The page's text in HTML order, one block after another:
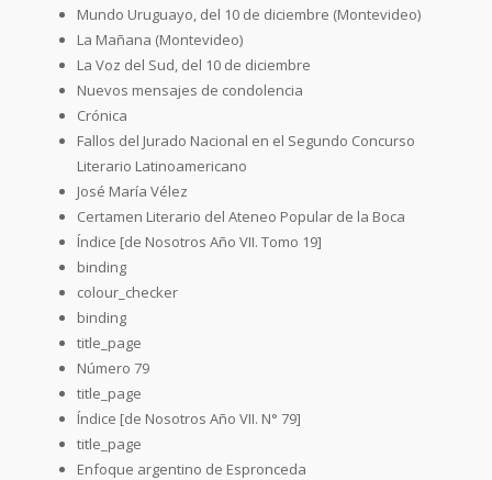
Mundo Uruguayo, del 10 de diciembre (Montevideo)
La Mañana (Montevideo)
La Voz del Sud, del 10 de diciembre
Nuevos mensajes de condolencia
Crónica
Fallos del Jurado Nacional en el Segundo Concurso
Literario Latinoamericano
José María Vélez
Certamen Literario del Ateneo Popular de la Boca
Índice [de Nosotros Año VII. Tomo 19]
binding
colour_checker
binding
title_page
Número 79
title_page
Índice [de Nosotros Año VII. N° 79]
title_page
Enfoque argentino de Espronceda